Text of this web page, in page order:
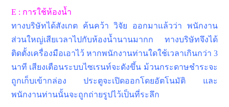
E : การใช้ห้องน้ำ
ทางบริษัทได้สังเกต ค้นคว้า วิจัย ออกมาแล้วว่า พนักงาน
ส่วนใหญ่เสียเวลาไปกับห้องน้ำนานมากก ทางบริษัทจึงได้
ติดตั้งเครื่องมือเอาไว้ หากพนักงานท่านใดใช้เวลาเกินกว่า 3
นาที เสียงเตือนระบบไซเรนท์จะดังขึ้น ม้วนกระดาษชำระจะ
ถูกเก็บเข้ากล่อง ประตูจะเปิดออกโดยอัตโนมัติ และ
พนักงานท่านนั้นจะถูกถ่ายรูปไว้เป็นที่ระลึก